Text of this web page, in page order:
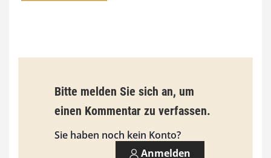
€
i
s
9
Bitte melden Sie sich an, um
einen Kommentar zu verfassen.
Sie haben noch kein Konto?
Anmelden